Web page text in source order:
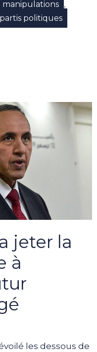
manipulations ,
partis politiques
jeter la
à
les dessous de